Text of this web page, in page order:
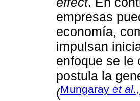
empresas
economía,
impulsan
enfoque se le
postula la
(Mungaray et al